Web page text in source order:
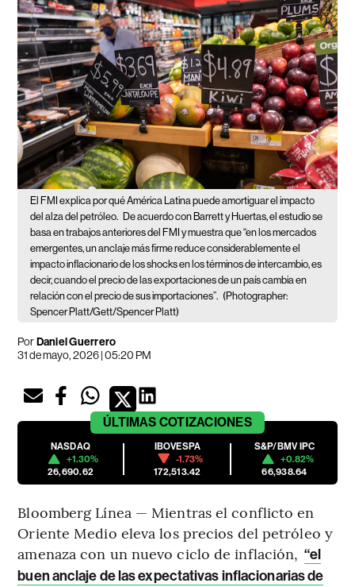
El FMI explica por qué América Latina puede amortiguar el impacto
del alza del petróleo. De acuerdo con Barrett y Huertas, el estudio se
basa en trabajos anteriores del FMI y muestra que “en los mercados
emergentes, un anclaje más firme reduce considerablemente el
impacto inflacionario de los shocks en los términos de intercambio, es
decir, cuando el precio de las exportaciones de un país cambia en
relación con el precio de sus importaciones”. (Photographer:
Spencer Platt/Gett/Spencer Platt)
PorDaniel Guerrero
31 de mayo, 2026 | 05:20 PM
ÚLTIMAS COTIZACIONES
NASDAQ
+1.30%
26,690.62
IBOVESPA
-1.73%
172,513.42
S&P/BMV IPC
+0.82%
66,938.64
Bloomberg Línea — Mientras el conflicto en
Oriente Medio eleva los precios del petróleo y
amenaza con un nuevo ciclo de inflación, “el
buen anclaje de las expectativas inflacionarias de